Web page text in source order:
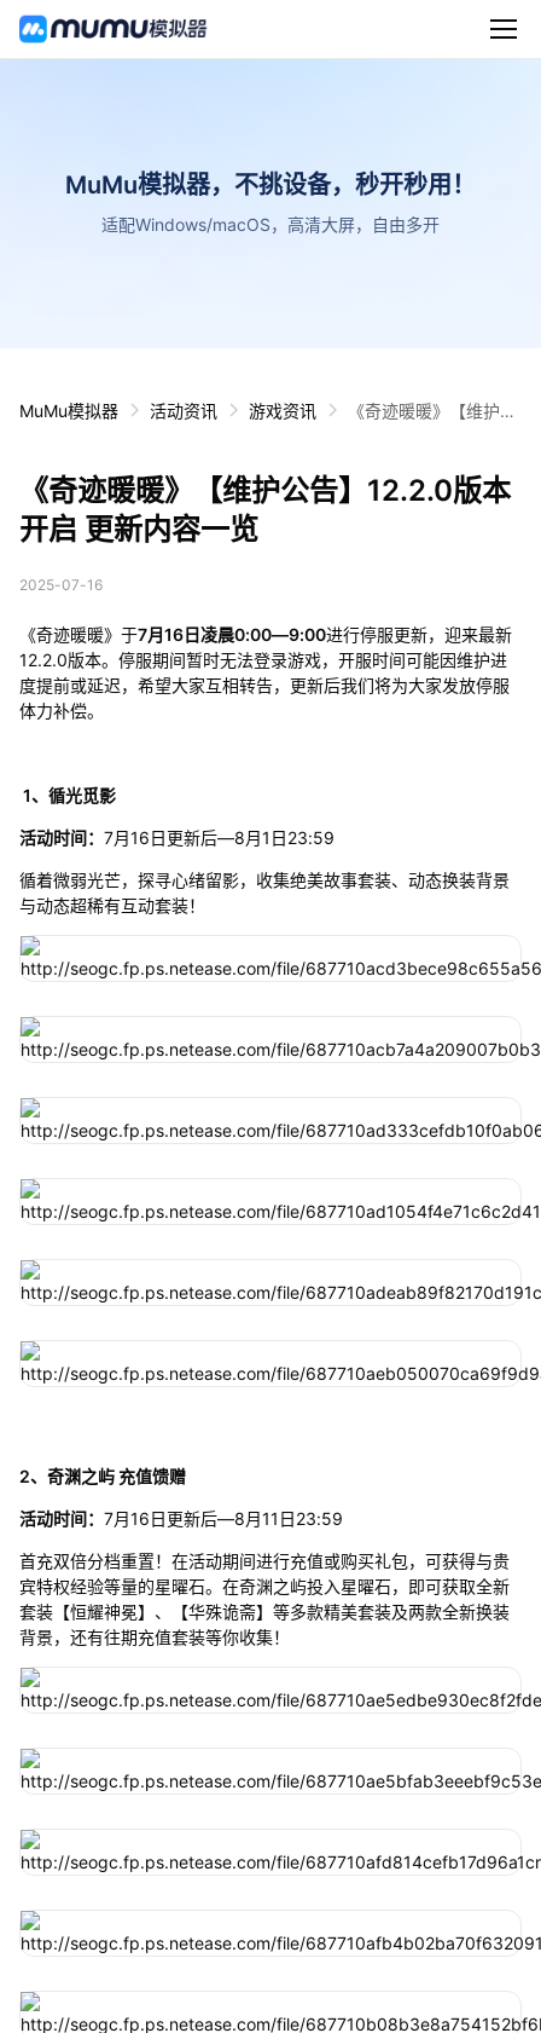
MuMu模拟器，不挑设备，秒开秒用！
适配Windows/macOS，高清大屏，自由多开
MuMu模拟器 活动资讯 游戏资讯
《奇迹暖暖》【维护公
《奇迹暖暖》【维护公告】12.2.0版本
开启 更新内容一览
2025-07-16
《奇迹暖暖》于7月16日凌晨0:00—9:00进行停服更新，迎来最新
12.2.0版本。停服期间暂时无法登录游戏，开服时间可能因维护进
度提前或延迟，希望大家互相转告，更新后我们将为大家发放停服
体力补偿。
1、循光觅影
活动时间： 7月16日更新后—8月1日23:59
循着微弱光芒，探寻心绪留影，收集绝美故事套装、动态换装背景
与动态超稀有互动套装！
2、奇渊之屿 充值馈赠
活动时间： 7月16日更新后—8月11日23:59
首充双倍分档重置！在活动期间进行充值或购买礼包，可获得与贵
宾特权经验等量的星曜石。在奇渊之屿投入星曜石，即可获取全新
套装【恒耀神冕】、【华殊诡斋】等多款精美套装及两款全新换装
背景，还有往期充值套装等你收集！